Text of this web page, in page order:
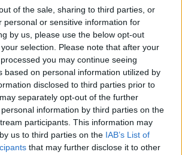
of the sale, sharing to third parties, or
personal or sensitive information for
by us, please use the below opt-out
selection. Please note that after your
you may continue seeing
based on personal information utilized by
disclosed to third parties prior to
separately opt-out of the further
information by third parties on the
participants. This information may
us to third parties on the IAB’s List of
that may further disclose it to other
τον
ενώ
για
στη ζωή
Μετέτρεψαν το
Σαρακήνικο της
ελικοδρόμιο –
το ελικόπτερο τους
κάνουν μπάνιο